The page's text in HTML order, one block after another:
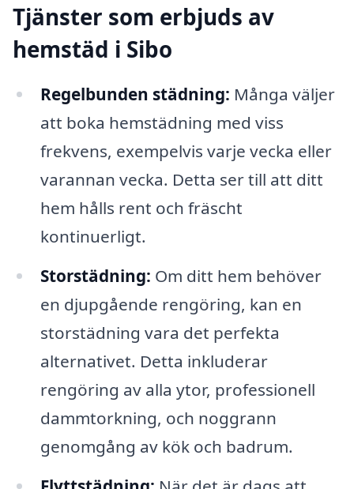
Tjänster som erbjuds av
hemstäd i Sibo
Regelbunden städning: Många väljer
att boka hemstädning med viss
frekvens, exempelvis varje vecka eller
varannan vecka. Detta ser till att ditt
hem hålls rent och fräscht
kontinuerligt.
Storstädning: Om ditt hem behöver
en djupgående rengöring, kan en
storstädning vara det perfekta
alternativet. Detta inkluderar
rengöring av alla ytor, professionell
dammtorkning, och noggrann
genomgång av kök och badrum.